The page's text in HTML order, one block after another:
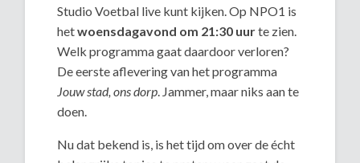
Studio Voetbal live kunt kijken. Op NPO1 is
hetwoensdagavond om 21:30 uurte zien.
Welk programma gaat daardoor verloren?
De eerste aflevering van het programma
Jouw stad, ons dorp. Jammer, maar niks aan te
doen.
Nu dat bekend is, is het tijd om over de écht